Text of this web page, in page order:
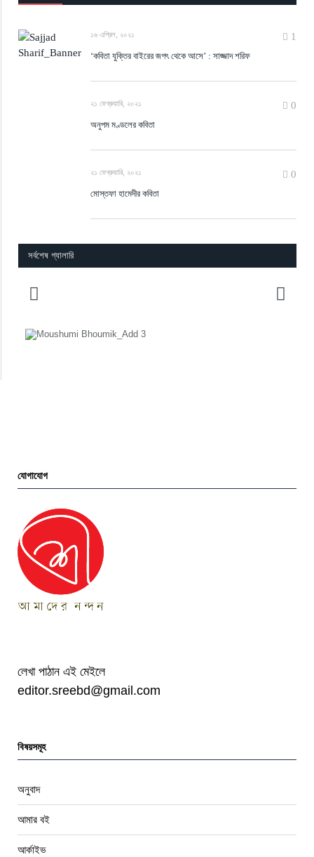
১৬ এপ্রিল, ২০২১ 1
‘কবিতা যুক্তির বাইরের জগৎ থেকে আসে’ : সাজ্জাদ শরিফ
২১ ফেব্রুয়ারি, ২০২১ 0
অনুপম মণ্ডলের কবিতা
২১ ফেব্রুয়ারি, ২০২১ 0
মোস্তফা হামেদীর কবিতা
সর্বশেষ গ্যালারি
যোগাযোগ
লেখা পাঠান এই মেইলে
editor.sreebd@gmail.com
বিষয়সমূহ
অনুবাদ
আমার বই
আর্কাইভ